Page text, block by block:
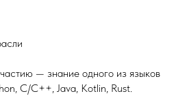
— знание одного из языков
C/C++, Java, Kotlin, Rust.